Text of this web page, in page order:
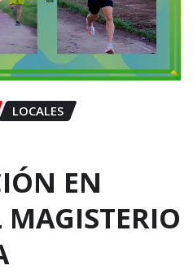
LOCALES
EN
MAGISTERIO